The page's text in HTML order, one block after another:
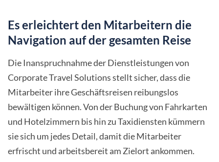
Es erleichtert den Mitarbeitern die
Navigation auf der gesamten Reise
Die Inanspruchnahme der Dienstleistungen von
Corporate Travel Solutions stellt sicher, dass die
Mitarbeiter ihre Geschäftsreisen reibungslos
bewältigen können. Von der Buchung von Fahrkarten
und Hotelzimmern bis hin zu Taxidiensten kümmern
sie sich um jedes Detail, damit die Mitarbeiter
erfrischt und arbeitsbereit am Zielort ankommen.